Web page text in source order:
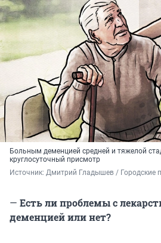
Больным деменцией средней и тяжелой
круглосуточный присмотр
Источник: Дмитрий Гладышев / Городские
— Есть ли проблемы с
деменцией или нет?